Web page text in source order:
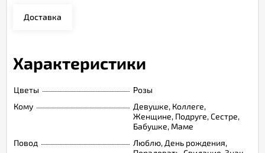
Доставка
Характеристики
Цветы
Розы
Кому
Девушке, Коллеге,
Женщине, Подруге, Сестре,
Бабушке, Маме
Повод
Люблю, День рождения,